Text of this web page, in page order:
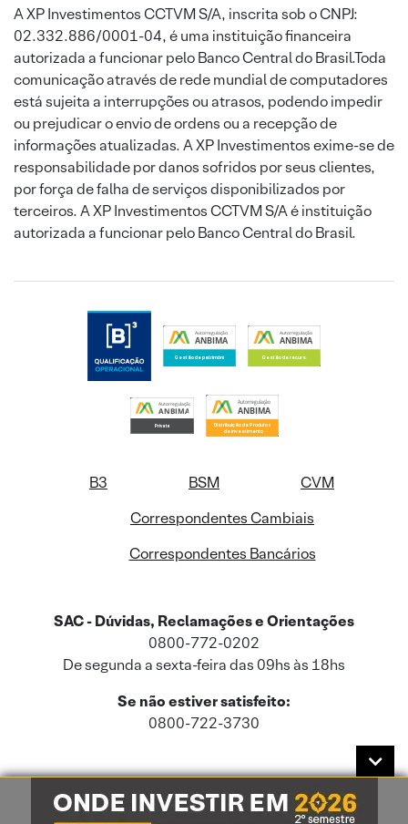
A XP Investimentos CCTVM S/A, inscrita sob o CNPJ:
02.332.886/0001-04, é uma instituição financeira
autorizada a funcionar pelo Banco Central do Brasil.Toda
comunicação através de rede mundial de computadores
está sujeita a interrupções ou atrasos, podendo impedir
ou prejudicar o envio de ordens ou a recepção de
informações atualizadas. A XP Investimentos exime-se de
responsabilidade por danos sofridos por seus clientes,
por força de falha de serviços disponibilizados por
terceiros. A XP Investimentos CCTVM S/A é instituição
autorizada a funcionar pelo Banco Central do Brasil.
B3 BSM
CVM
Correspondentes Cambiais
Correspondentes Bancários
SAC - Dúvidas, Reclamações e Orientações
0800-772-0202
De segunda a sexta-feira das 09hs às 18hs
Se não estiver satisfeito:
0800-722-3730
Este site usa cookies e dados pessoais de acordo com a nossaPolítica de
Cookies
e a nossaPolítica de Privacidade.